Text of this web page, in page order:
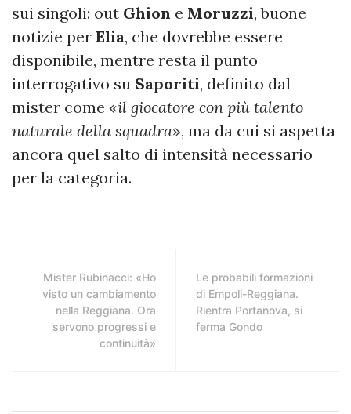
sui singoli: out Ghion e Moruzzi, buone
notizie per Elia, che dovrebbe essere
disponibile, mentre resta il punto
interrogativo su Saporiti, definito dal
mister come «il giocatore con più talento
naturale della squadra», ma da cui si aspetta
ancora quel salto di intensità necessario
per la categoria.
Mister Rubinacci: «Ho
visto un cambiamento
nella Reggiana. Ora
servono progressi e
continuità»
Le probabili formazioni
di Empoli-Reggiana.
Rientra Portanova, si
ferma Gondo